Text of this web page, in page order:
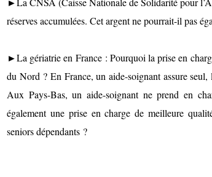
réserves accumulées. Cet argent ne pourrait-il pas
►La gériatrie en France : Pourquoi la prise en
du Nord ? En France, un aide-soignant assure
Aux Pays-Bas, un aide-soignant ne prend en
également une prise en charge de meilleure
seniors dépendants ?